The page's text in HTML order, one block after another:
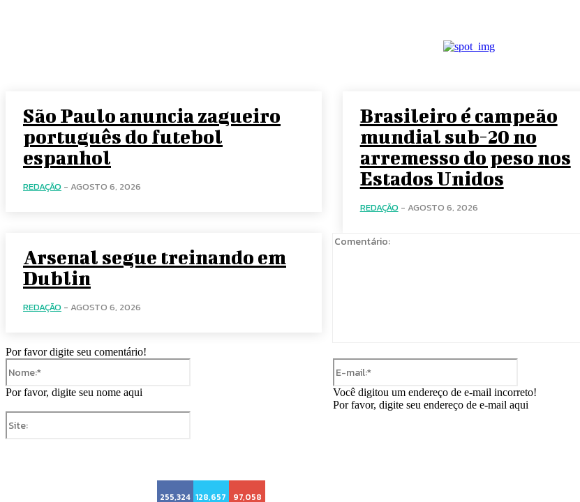
São Paulo anuncia zagueiro
português do futebol
espanhol
REDAÇÃO - AGOSTO 6, 2026
Brasileiro é campeão
mundial sub-20 no
arremesso do peso nos
Estados Unidos
REDAÇÃO - AGOSTO 6, 2026
Arsenal segue treinando em
Dublin
REDAÇÃO - AGOSTO 6, 2026
Por favor digite seu comentário!
Por favor, digite seu nome aqui
Você digitou um endereço de e-mail incorreto!
Por favor, digite seu endereço de e-mail aqui
255,324 128,657 97,058